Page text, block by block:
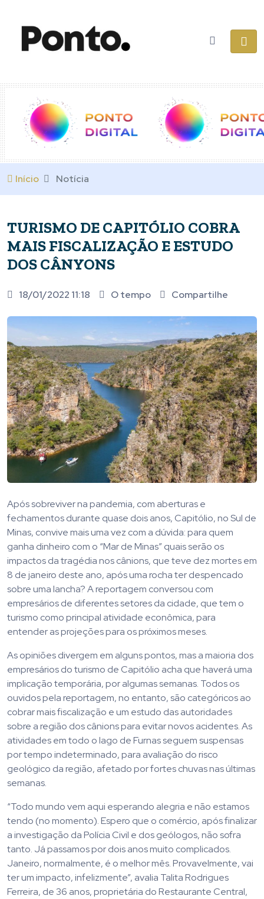
Início Notícia
TURISMO DE CAPITÓLIO COBRA
MAIS FISCALIZAÇÃO E ESTUDO
DOS CÂNYONS
18/01/2022 11:18 O tempo Compartilhe
Após sobreviver na pandemia, com aberturas e
fechamentos durante quase dois anos, Capitólio, no Sul de
Minas, convive mais uma vez com a dúvida: para quem
ganha dinheiro com o “Mar de Minas” quais serão os
impactos da tragédia nos cânions, que teve dez mortes em
8 de janeiro deste ano, após uma rocha ter despencado
sobre uma lancha? A reportagem conversou com
empresários de diferentes setores da cidade, que tem o
turismo como principal atividade econômica, para
entender as projeções para os próximos meses.
As opiniões divergem em alguns pontos, mas a maioria dos
empresários do turismo de Capitólio acha que haverá uma
implicação temporária, por algumas semanas. Todos os
ouvidos pela reportagem, no entanto, são categóricos ao
cobrar mais fiscalização e um estudo das autoridades
sobre a região dos cânions para evitar novos acidentes. As
atividades em todo o lago de Furnas seguem suspensas
por tempo indeterminado, para avaliação do risco
geológico da região, afetado por fortes chuvas nas últimas
semanas.
“Todo mundo vem aqui esperando alegria e não estamos
tendo (no momento). Espero que o comércio, após finalizar
a investigação da Polícia Civil e dos geólogos, não sofra
tanto. Já passamos por dois anos muito complicados.
Janeiro, normalmente, é o melhor mês. Provavelmente, vai
ter um impacto, infelizmente”, avalia Talita Rodrigues
Ferreira, de 36 anos, proprietária do Restaurante Central,